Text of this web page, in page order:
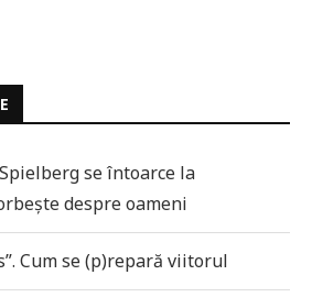
se întoarce la
despre oameni
Cum se (p)repară viitorul